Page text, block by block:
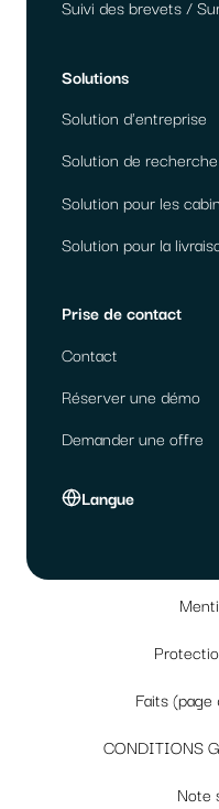
Suivi des brevets /
Solutions
Solution d'entreprise
Solution de recherche
Solution pour les
Solution pour la
Prise de contact
Contact
Réserver une démo
Demander une offre
Langue
Faits
CONDITIONS
Note